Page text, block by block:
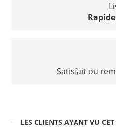
Satisfait ou
LES CLIENTS AYANT VU